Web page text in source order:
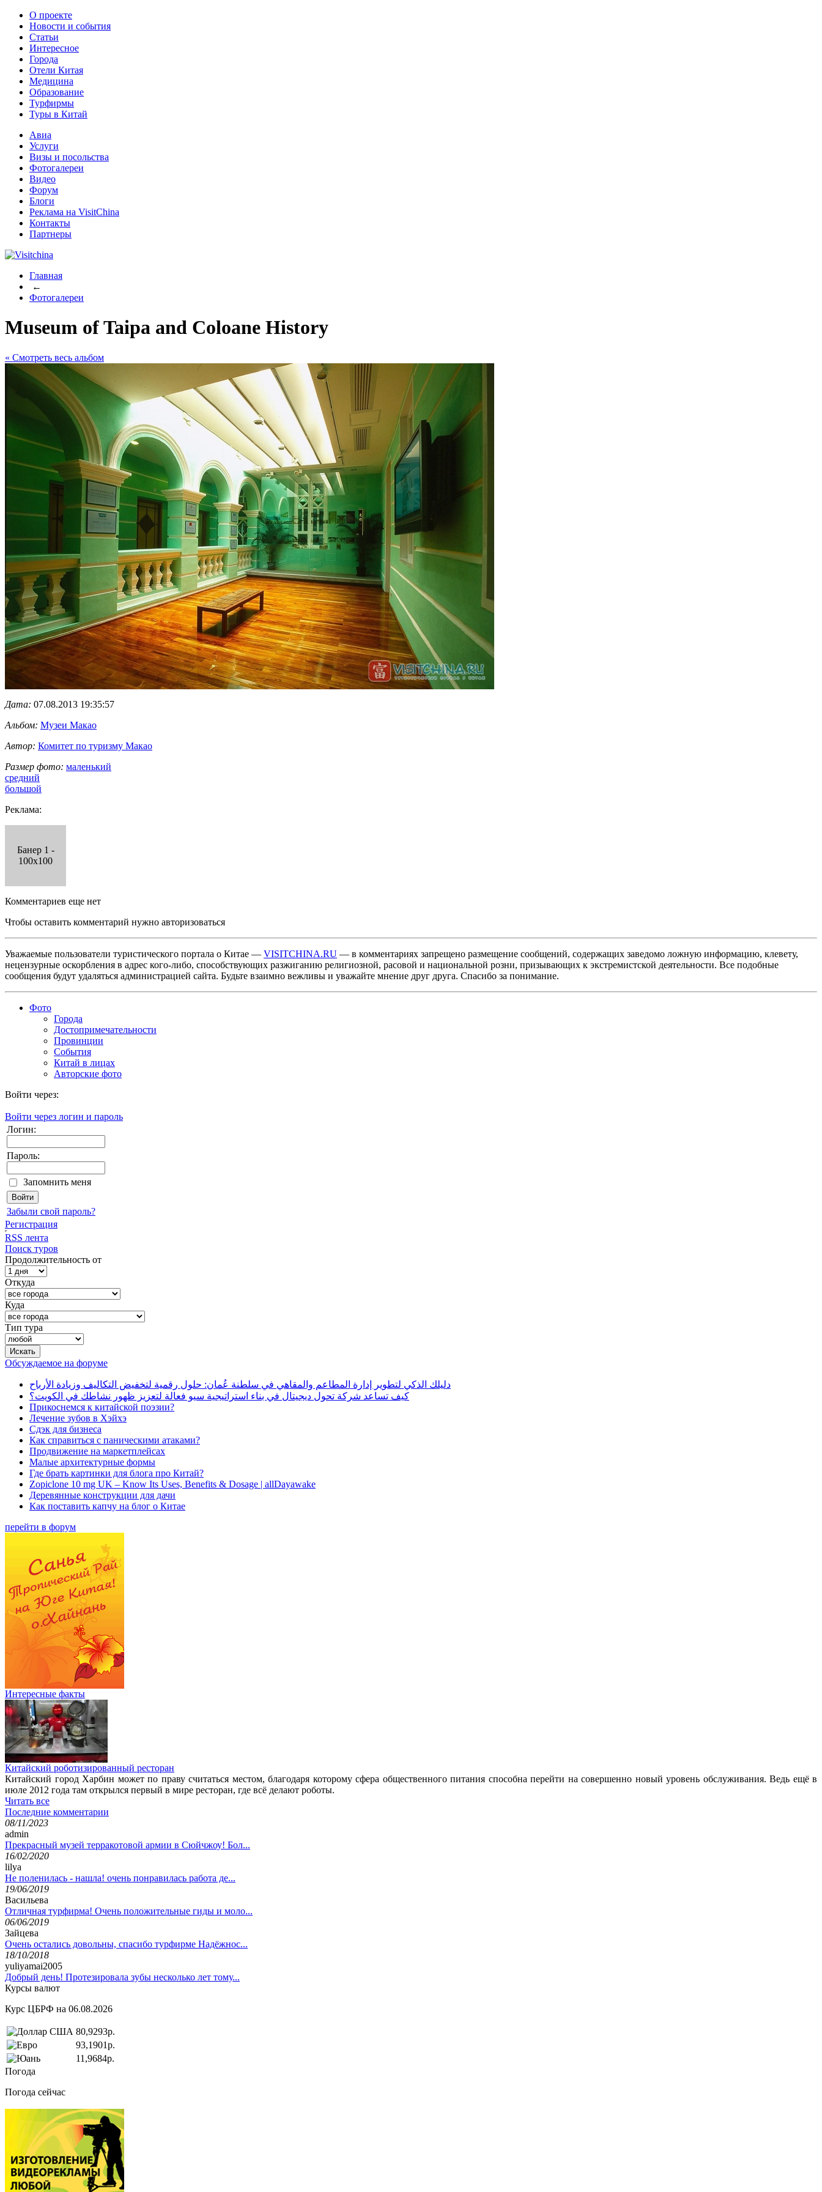
О проекте
Новости и события
Статьи
Интересное
Города
Отели Китая
Медицина
Образование
Турфирмы
Туры в Китай
Авиа
Услуги
Визы и посольства
Фотогалереи
Видео
Форум
Блоги
Реклама на VisitChina
Контакты
Партнеры
Главная
←
Фотогалереи
Museum of Taipa and Coloane History
« Cмотреть весь альбом
Дата: 07.08.2013 19:35:57
Альбом: Музеи Макао
Автор: Комитет по туризму Макао
Размер фото: маленький
средний
большой
Реклама:
Банер 1 -
100x100
Комментариев еще нет
Чтобы оставить комментарий нужно авторизоваться
Уважаемые пользователи туристического портала о Китае — VISITCHINA.RU — в комментариях запрещено размещение сообщений, содержащих заведомо ложную информацию, клевету,
нецензурные оскорбления в адрес кого-либо, способствующих разжиганию религиозной, расовой и национальной розни, призывающих к экстремистской деятельности. Все подобные
сообщения будут удаляться администрацией сайта. Будьте взаимно вежливы и уважайте мнение друг друга. Спасибо за понимание.
Фото
Города
Достопримечательности
Провинции
События
Китай в лицах
Авторские фото
Войти через:
Войти через логин и пароль
Логин:
Пароль:
Запомнить меня
Забыли свой пароль?
Регистрация
RSS лента
Поиск туров
Продолжительность от
Откуда
Куда
Тип тура
Обсуждаемое на форуме
دليلك الذكي لتطوير إدارة المطاعم والمقاهي في سلطنة عُمان: حلول رقمية لتخفيض التكاليف وزيادة الأرباح
كيف تساعد شركة تحول ديجيتال في بناء استراتيجية سيو فعالة لتعزيز ظهور نشاطك في الكويت؟
Прикоснемся к китайской поэзии?
Лечение зубов в Хэйхэ
Сдэк для бизнеса
Как справиться с паническими атаками?
Продвижение на маркетплейсах
Малые архитектурные формы
Где брать картинки для блога про Китай?
Zopiclone 10 mg UK – Know Its Uses, Benefits & Dosage | allDayawake
Деревянные конструкции для дачи
Как поставить капчу на блог о Китае
перейти в форум
Интересные факты
Китайский роботизированный ресторан
Китайский город Харбин может по праву считаться местом, благодаря которому сфера общественного питания способна перейти на совершенно новый уровень обслуживания. Ведь ещё в
июле 2012 года там открылся первый в мире ресторан, где всё делают роботы.
Читать все
Последние комментарии
08/11/2023
admin
Прекрасный музей терракотовой армии в Сюйчжоу! Бол...
16/02/2020
lilya
Не поленилась - нашла! очень понравилась работа де...
19/06/2019
Васильева
Отличная турфирма! Очень положительные гиды и моло...
06/06/2019
Зайцева
Очень остались довольны, спасибо турфирме Надёжнос...
18/10/2018
yuliyamai2005
Добрый день! Протезировала зубы несколько лет тому...
Курсы валют
Курс ЦБРФ на 06.08.2026
80,9293р.
93,1901р.
11,9684р.
Погода
Погода сейчас